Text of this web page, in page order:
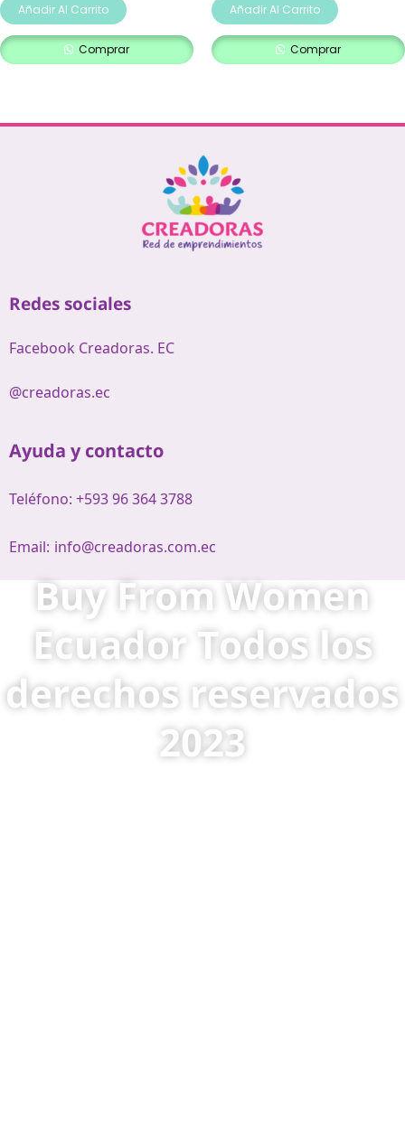
Añadir Al Carrito
Comprar
Añadir Al Carrito
Comprar
Redes sociales
Facebook Creadoras. EC
@creadoras.ec
Ayuda y contacto
Teléfono: +593 96 364 3788
Email: info@creadoras.com.ec
Buy From Women
Ecuador Todos los
derechos reservados
2023